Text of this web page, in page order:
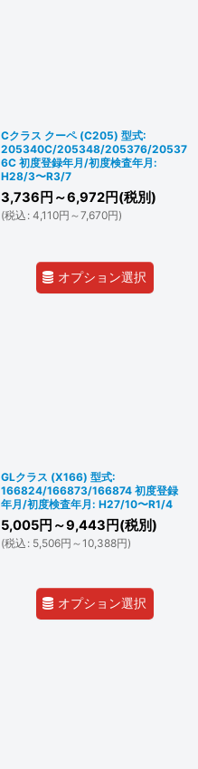
Cクラス クーペ (C205) 型式:
205340C/205348/205376/20537
6C 初度登録年月/初度検査年月:
H28/3〜R3/7
3,736 円 ～6,972円(税別)
(税込 : 4,110円 ～7,670円)
オプション選択
GLクラス (X166) 型式:
166824/166873/166874 初度登録
年月/初度検査年月: H27/10〜R1/4
5,005円 ～9,443 円(税別)
(税込 : 5,506円 ～10,388円)
オプション選択